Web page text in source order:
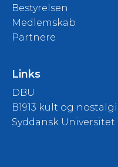
Bestyrelsen
Medlemskab
Partnere
Links
DBU
B1913 kult og nostalgi
Syddansk Universitet